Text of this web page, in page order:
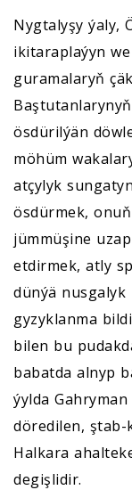
Nygtalyşy ýaly,
ikitaraplaýyn
guramalaryň
ösdürilýän
möhüm
atçylyk
ösdürmek,
jümmüşine
etdirmek, atly
dünýä nusgalyk
gyzyklanma
bilen bu
babatda alnyp
ýylda
döredilen, ştab-
Halkara
degişlidir.